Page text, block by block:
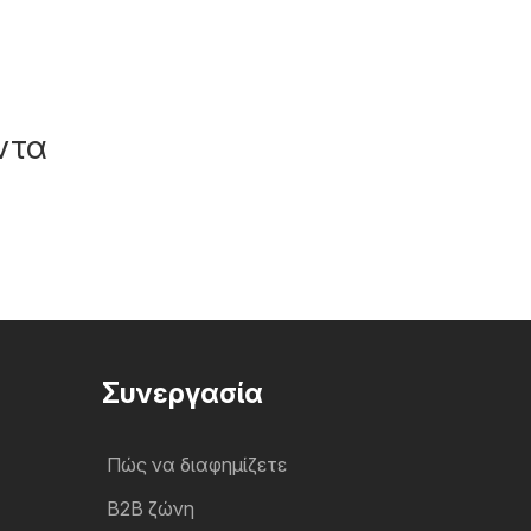
Συνεργασία
Πώς να διαφημίζετε
B2B ζώνη